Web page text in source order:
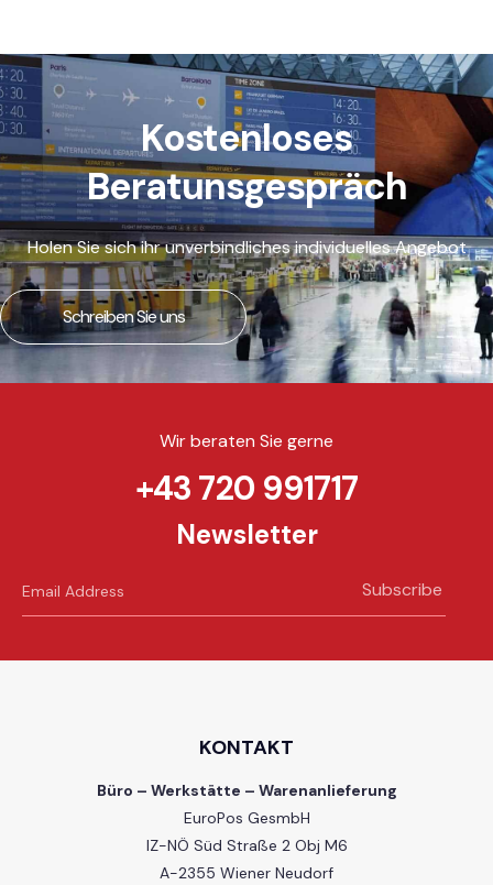
Kostenloses
Beratunsgespräch
Holen Sie sich ihr unverbindliches individuelles Angebot
Schreiben Sie uns
Wir beraten Sie gerne
+43 720 991717
Newsletter
Subscribe
KONTAKT
Büro – Werkstätte – Warenanlieferung
EuroPos GesmbH
IZ-NÖ Süd Straße 2 Obj M6
A-2355 Wiener Neudorf